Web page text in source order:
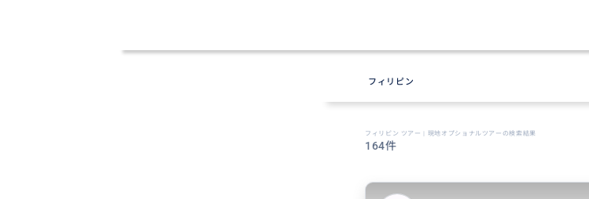
フィリピン
フィリピン ツアー | 現地オプショナルツアーの検索結果
164件